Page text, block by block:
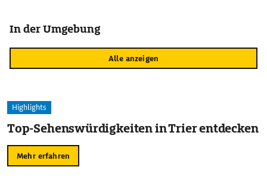
In der Umgebung
Alle anzeigen
Highlights
Top-Sehenswürdigkeiten in Trier entdecken
Mehr erfahren